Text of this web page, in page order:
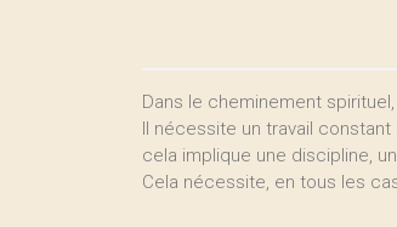
Dans le cheminement
Il nécessite un travail
cela implique une discipline,
Cela nécessite, en tous les